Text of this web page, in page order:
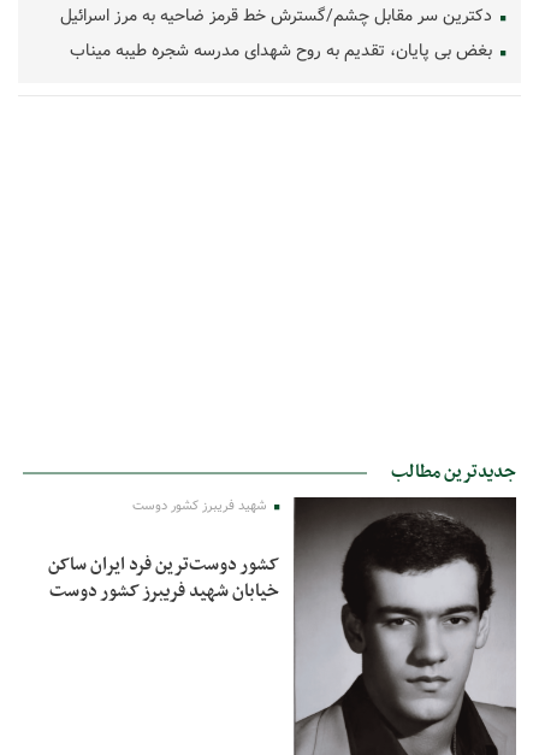
دکترین سر مقابل چشم/گسترش خط قرمز ضاحیه به مرز اسرائیل
بغض بی پایان، تقدیم به روح شهدای مدرسه شجره طیبه میناب
جدیدترین مطالب
شهید فریبرز کشور دوست
کشور دوست‌ترین فرد ایران ساکن
خیابان شهید فریبرز کشور دوست